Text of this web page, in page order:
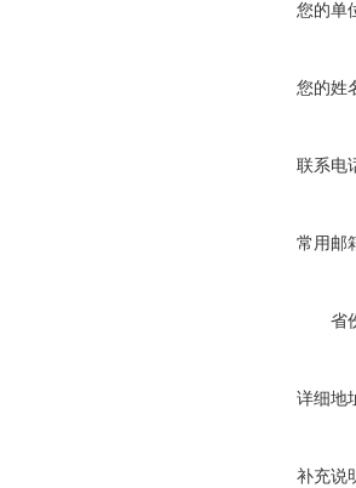
您的单
您的姓
联系电
常用邮
省
详细地
补充说